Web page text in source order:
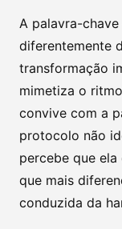
A palavra-
diferentemente
transformação
mimetiza o
convive com a
protocolo não
percebe que
que mais
conduzida da